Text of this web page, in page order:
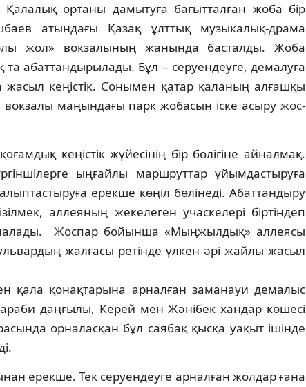
ортаны дамытуға бағыт­тал­ған жоба бір
атындағы Қазақ ұлттық музыкалық-дра­ма
жол» вокзалының жанында басталды. Жоба
абат­тан­дырылады. Бұл – серуендеуге, демалуға
кеңіс­тік. Сонымен қатар қаланың алғашқы
вокзалы маңындағы парк жобасын іске асыру жос­
кеңістік жүйесінің бір бөлігіне айнал­мақ.
ыңғайлы маршруттар ұйымдастыруға
ерекше көңіл бөлінеді. Абаттандыру
ал­леяның жекелеген учаскелері біртіндеп
айналады. Жос­пар бойынша «Мыңжылдық» аллеясы
жалғасы ретінде үлкен әрі жайлы жасыл
қала қонақ­та­рына арналған заманауи демалыс
даңғылы, Керей мен Жәнібек хандар көшесі
орна­лас­қан бұл саябақ қысқа уақыт ішінде
ерек­ше. Тек серуендеуге арналған жолдар ға­на